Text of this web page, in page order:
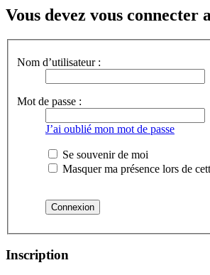
Vous devez vous connecter
Nom d’utilisateur :
Mot de passe :
J’ai oublié mon mot de passe
Se souvenir de moi
Masquer ma présence lors de
Inscription